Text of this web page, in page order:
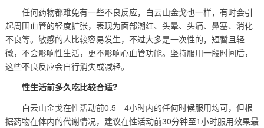
任何药物都难免有一些不良反应，白云山金戈也一样，有时会引
起周围血管的轻度扩张，表现为面部潮红、头晕、头痛、鼻塞、消化
不良等。敏感的人比较容易发生，不过大多是一次性的，短暂且轻
微，不会影响性生活，更不影响心血管功能。坚持服用一段时间后，
这些不良反应会自行消失或减轻。
性生活前多久吃比较合适?
白云山金戈在性活动前0.5—4小时内的任何时候服用均可，但根
据药物在体内的代谢情况，建议在性活动前30分钟至1小时服用效果最